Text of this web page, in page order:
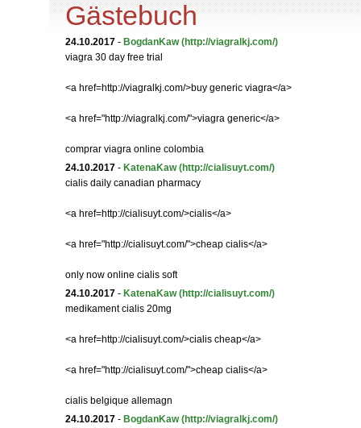
Gästebuch
24.10.2017 - BogdanKaw (http://viagralkj.com/)
viagra 30 day free trial
<a href=http://viagralkj.com/>buy generic viagra</a>
<a href="http://viagralkj.com/">viagra generic</a>
comprar viagra online colombia
24.10.2017 - KatenaKaw (http://cialisuyt.com/)
cialis daily canadian pharmacy
<a href=http://cialisuyt.com/>cialis</a>
<a href="http://cialisuyt.com/">cheap cialis</a>
only now online cialis soft
24.10.2017 - KatenaKaw (http://cialisuyt.com/)
medikament cialis 20mg
<a href=http://cialisuyt.com/>cialis cheap</a>
<a href="http://cialisuyt.com/">cheap cialis</a>
cialis belgique allemagn
24.10.2017 - BogdanKaw (http://viagralkj.com/)